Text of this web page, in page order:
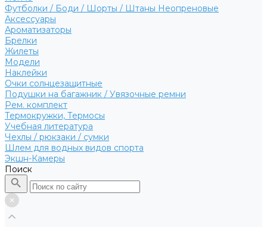
Футболки / Боди / Шорты / Штаны Неопреновые
Аксессуары
Ароматизаторы
Брелки
Жилеты
Модели
Наклейки
Очки солнцезащитные
Подушки на багажник / Увязочные ремни
Рем. комплект
Термокружки, Термосы
Учебная литература
Чехлы / рюкзаки / сумки
Шлем для водных видов спорта
Экшн-Камеры
Поиск